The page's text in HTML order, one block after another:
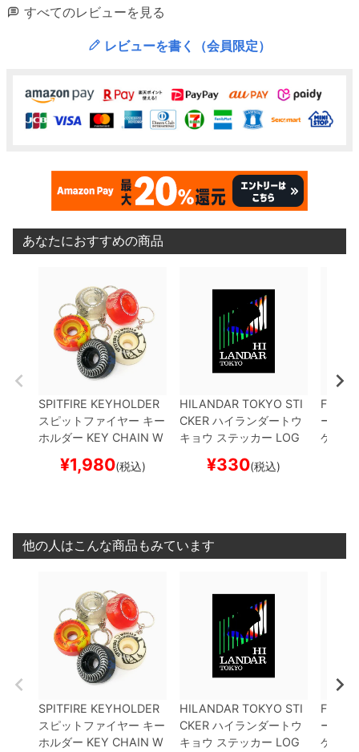
すべてのレビューを見る
レビューを書く（会員限定）
あなたにおすすめの商品
SPITFIRE KEYHOLDER
スピットファイヤー キー
ホルダー KEY CHAIN W
スケボー
¥1,980(税込)
HILANDAR TOKYO STI
CKER ハイランダートウ
キョウ ステッカー LOG
¥330(税込)
FTC
ーシー
ケート
他の人はこんな商品もみています
SPITFIRE KEYHOLDER
スピットファイヤー キー
ホルダー KEY CHAIN W
HILANDAR TOKYO STI
CKER ハイランダートウ
キョウ ステッカー LOG
FTC
ーシー
ケート